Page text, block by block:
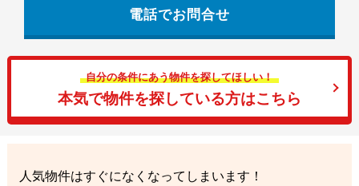
電話でお問合せ
自分の条件にあう物件を探してほしい！
本気で物件を探している方はこちら
人気物件はすぐになくなってしまいます！